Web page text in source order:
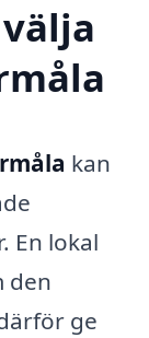
kan
En lokal
den
ge